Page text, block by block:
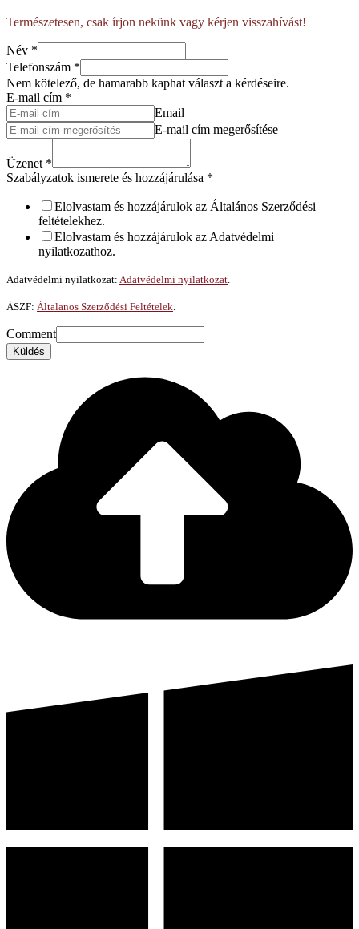
Természetesen, csak írjon nekünk vagy kérjen visszahívást!
Név *
Telefonszám *
Nem kötelező, de hamarabb kaphat választ a kérdéseire.
E-mail cím *
Email
E-mail cím megerősítése
Üzenet *
Szabályzatok ismerete és hozzájárulása *
Elolvastam és hozzájárulok az Általános Szerződési
feltételekhez.
Elolvastam és hozzájárulok az Adatvédelmi
nyilatkozathoz.
Adatvédelmi nyilatkozat: Adatvédelmi nyilatkozat
ÁSZF: Általanos Szerződési Feltételek
Comment
Küldés